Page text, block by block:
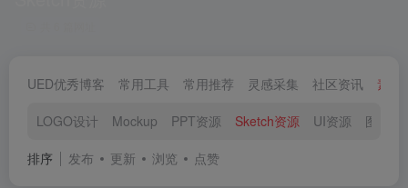
UED优秀博客 常用工具 常用推荐 灵感采集 社区资讯 素材
LOGO设计 Mockup PPT资源 Sketch资源 UI资源 图标素
排序 发布 更新 浏览 点赞